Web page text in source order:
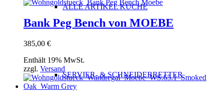
ALLE ARTIKEL KÜCHE
SERVIER- & SCHNEIDEBRETTER
Bank Peg Bench von MOEBE
385,00 €
Enthält 19% MwSt.
zzgl. Versand